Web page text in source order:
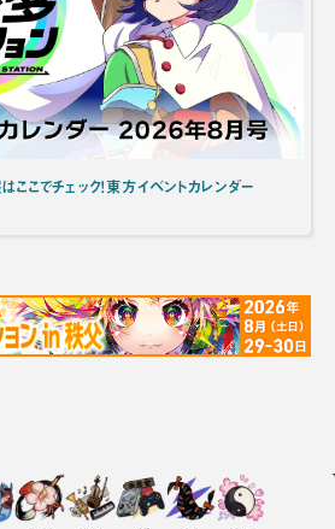
こでチェック！東方イベントカレンダー